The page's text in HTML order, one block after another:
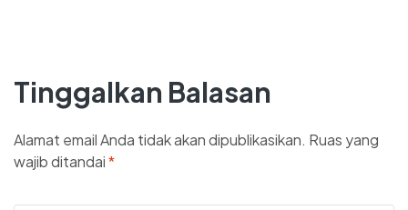
Tinggalkan Balasan
Alamat email Anda tidak akan dipublikasikan. Ruas yang
wajib ditandai*